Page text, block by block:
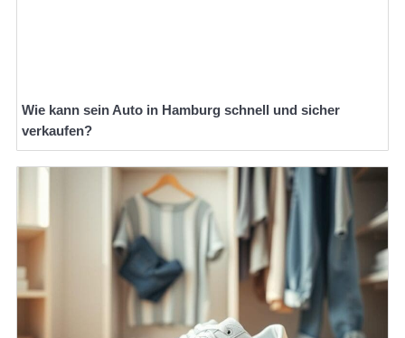
Wie kann sein Auto in Hamburg schnell und sicher
verkaufen?